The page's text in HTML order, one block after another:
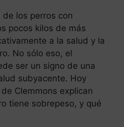
de los perros con
pocos kilos de más
a la salud y la
No sólo eso, el
ser un signo de una
subyacente. Hoy
Clemmons explican
tiene sobrepeso, y qué